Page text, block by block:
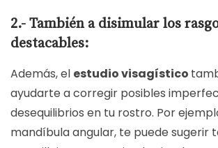
2.- También a disimular los
destacables:
Además, el estudio visagístico
ayudarte a corregir posibles
desequilibrios en tu rostro. Por
mandíbula angular, te puede sugerir